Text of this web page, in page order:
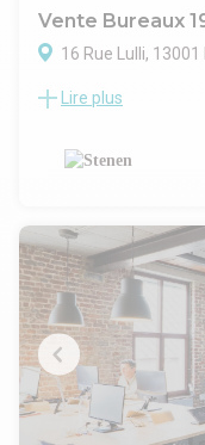
Vente Bureaux
16 Rue Lulli,
Le cabinet STENEN
à proximité
environnement
une adresse
implantation au
accessibilité grâce
publics et services
La surface permet
selon vos besoins :
salles de réunion,
volumes offrent une
accompagneront
Lire plus